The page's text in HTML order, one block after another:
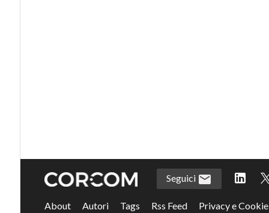
Seguici
About Autori Tags Rss Feed Privacy e